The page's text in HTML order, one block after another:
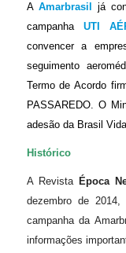
A Amarbrasil
já
campanha UTI
convencer a
seguimento
Termo de Acordo
PASSAREDO. O
adesão da Brasil
Histórico
A RevistaÉpoca
dezembro de
campanha da
informações